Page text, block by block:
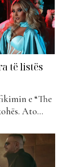
të listës
e “The
Ato
tani për
e Encës,